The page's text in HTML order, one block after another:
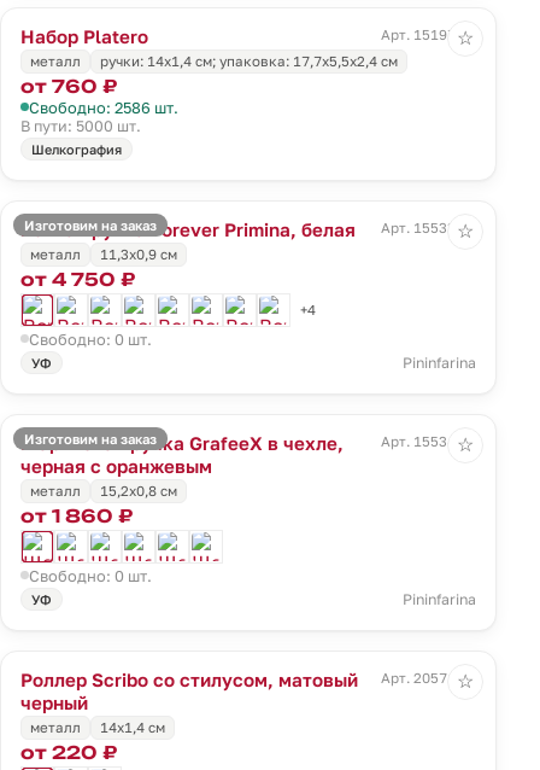
Набор Platero
Арт. 15197.00
металл
ручки: 14х1,4 см; упаковка: 17,7х5,5х2,4 см
от 760 ₽
Свободно: 2586 шт.
В пути: 5000 шт.
Шелкография
☆
Изготовим на заказ
Вечная ручка Forever Primina, белая
Арт. 15533.60
металл
11,3x0,9 см
от 4 750 ₽
+4
Свободно: 0 шт.
УФ Pininfarina
☆
Изготовим на заказ
Шариковая ручка GrafeeX в чехле,
черная с оранжевым
Арт. 15534.20
металл 15,2x0,8 см
от 1 860 ₽
Свободно: 0 шт.
УФ Pininfarina
☆
Роллер Scribo со стилусом, матовый
черный
Арт. 20571.33
металл 14х1,4 см
от 220 ₽
☆